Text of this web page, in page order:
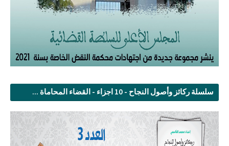
سلسلة ركائز وأصول النجاح - 10 اجزاء - القضاء المحاماة ...